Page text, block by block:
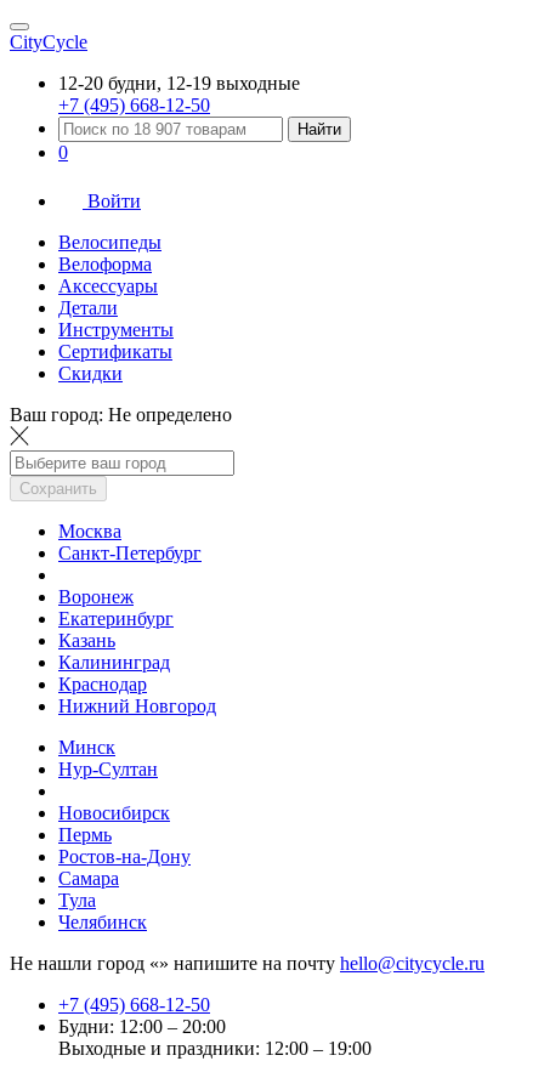
CityCycle
12-20 будни, 12-19 выходные
+7 (495) 668-12-50
Найти
0
Войти
Велосипеды
Велоформа
Аксессуары
Детали
Инструменты
Сертификаты
Скидки
Ваш город: Не определено
Сохранить
Москва
Санкт-Петербург
Воронеж
Екатеринбург
Казань
Калининград
Краснодар
Нижний Новгород
Минск
Нур-Султан
Новосибирск
Пермь
Ростов-на-Дону
Самара
Тула
Челябинск
Не нашли город «» напишите на почту hello@citycycle.ru
+7 (495) 668-12-50
Будни: 12:00 – 20:00
Выходные и праздники: 12:00 – 19:00